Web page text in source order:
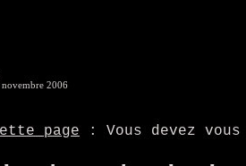
2006
page : Vous devez